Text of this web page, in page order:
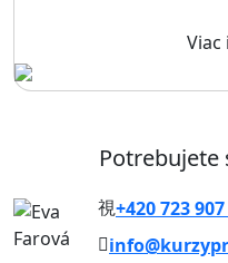
Potrebujete
+420 723